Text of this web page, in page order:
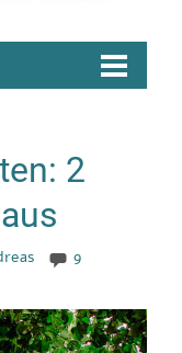
2
9